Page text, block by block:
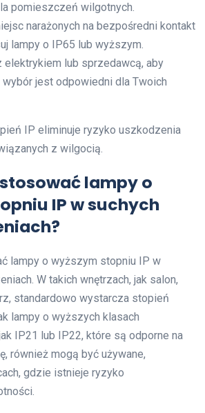
pomieszczeń wilgotnych.
narażonych na bezpośredni kontakt
lampy o IP65 lub wyższym.
elektrykiem lub sprzedawcą, aby
jest odpowiedni dla Twoich
IP eliminuje ryzyko uszkodzenia
z wilgocią.
lampy o
IP w suchych
lampy o wyższym stopniu IP w
W takich wnętrzach, jak salon,
standardowo wystarcza stopień
lampy o wyższych klasach
IP21 lub IP22, które są odporne na
również mogą być używane,
gdzie istnieje ryzyko